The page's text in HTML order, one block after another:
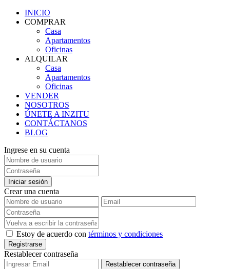
INICIO
COMPRAR
Casa
Apartamentos
Oficinas
ALQUILAR
Casa
Apartamentos
Oficinas
VENDER
NOSOTROS
ÚNETE A INZITU
CONTÁCTANOS
BLOG
Ingrese en su cuenta
Iniciar sesión
Crear una cuenta
Estoy de acuerdo con términos y condiciones
Registrarse
Restablecer contraseña
Restablecer contraseña